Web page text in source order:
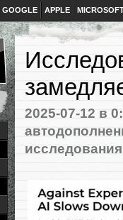
GOOGLE APPLE
2025-07-12 в
исследования